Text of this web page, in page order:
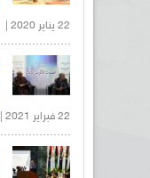
22 يناير 2020 |
22 فبراير 2021 |